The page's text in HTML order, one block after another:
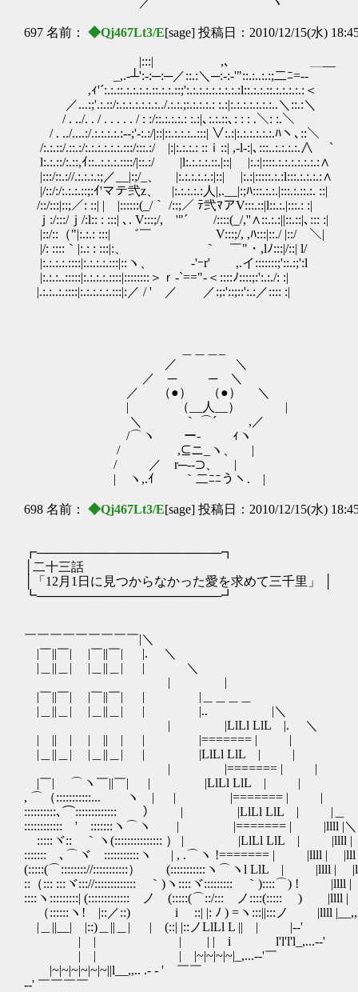
697 名前： ◆Qj467Lt3/E[sage] 投稿日：2010/12/15(水)
|:::| ,､ ＿__
_,.-┴':‐:─:─／::.:＼─:-:‐'"::.:..:.:;二ﾆ=‐-
,ｨ'´:.:.::.:.:.:.:.::.:.:.::;':.:.:.:.:.:.:.:.:l::.:.:.::.:.:.:.:.:＜
／...:;'.:.::/:.:.:.:.:.:.:../.:.:.;:.:.:.:.: :.:|:.:.:.:.:.:.:..＼::.:＼
/ . ../. . / . . . . . / : :/::.:.:.:.: :.:|､:.:.::､: : : .＼: :.＼
/ . ../....:/.:.:.:.:.:-‐;'‐:.:/|::|::.:.:.:..:::| ∨:.:|:.:.:.:.:.:.ﾊヽ､::＼
/:.:.::/.::.:/:.:.:.:.:.:.:::/:::.:/ |:|:.:.:.: ::ｉ::| ,-l‐:|､:::..:.:.:.:.∧ ￣`
l:.:.::/:.::,ｲ::..:.:.:.::::/|::.:/ |l:.:.:.:.::.|::| |:.:|::::.:.:.:.:.:.:.:∧
|:::/::.://.:.:.:.:;／__|:;/_、 |:.:.:.:.:.:|::| |:.:|:::::.:.:l:::.:.:.:.:∧
|/::/:/:.:.:.::;:ｲ'マテ弐z、 |:.:.:.:.:人|,.__|:;ﾊ:::.:.:.|:::.:.::.:. ::|
/::/:::|::;／: ::| | |::::::(_/｀ /::;／ ﾃ弐ﾏアV:::.::|l::.:.|:::.: :|
ｊ:/:::/ｊ/:l:: : :::| ､. V:::;/, '"´ /::::(_/,''∧::.:.:||::.::|､
|::/::（"|:.:.: :::| ゛￣ V:::;/, ,ﾊ:::|::./ |::/ ＼|
|/: ::::｀|:.: : :::|:、 ｀ ￣"・,lﾉ:::|/::| l/
|:.:.:.:.::::|:.:.:.:.:::|::ヽ、 ゝ-'ｰr' ,.イ:::::::;'::.:;':l
|:.:.:..:::::|:.:.:.:.::::|::::::::＞ｒ-`=="‐＜::::ﾉ::::;:':.:./: :|
|.:.:..:.::::|:.:.:.:.:.:::|:／ / ' ／ ／:;:'::;::':.:／:::: :|
／ ＼
／ ─ ─ ＼
／ （●） （●） ＼
| （__人__） | 京都
＼ ｀ ⌒´ ,／
/⌒ヽ ー‐ ｨヽ
/ ,⊆ニ_ヽ、 |
/ ／ r─--⊃、 |
| ヽ,.ｲ ｀二ﾆﾆうヽ. |
698 名前： ◆Qj467Lt3/E[sage] 投稿日：2010/12/15(水)
┏─────────────────────┓
│二十三話
│「12月1日に見つからなかった愛を求めて三千里」 │
┗─────────────────────┛
￣￣￣￣￣￣￣￣￣|＼
|￣||￣| |￣||￣| |. ＼
|＿||＿| |＿||＿| | ＼
|
|￣||￣| |￣||￣| | |＿＿＿＿ f´
|＿||＿| |＿||＿| | |.. |＼
| |LlLl LlL |. ＼ ヽ＿
|￣||￣| |￣||￣| |
|＿||＿| |＿||＿| | |LlLl
| |======= | |
|￣| ⌒ヽ￣||￣| | |LlLl LlL | | ,.
, ⌒（:::::::::::... ヽ | | |======= | | .
::::::::::､⌒::::::::::::: ） | |LlLl LlL | |＿
:::::::::::: ' :::::::ヽ⌒ヽ | |======= | |llll |＼
ゝ:::::ヾ:: ｀ヽ(::::::::::::::: ） | |LlLl LlL |
::::::: ､⌒ヾ :::::::::::ヽ | , .⌒ヽ !======= | |llll | |lll |
(:::::(⌒:::::::://:::::::::::） (:::::::::::ヽ⌒ヽl LlL | |llll
::（::: :::ヾ::://::::::::::::: ｀)ヽ::::ヾ::::::::: ｀
::::ヽ:::::::::| (::::::::::::: ノ (:::::(⌒::/::: ノ::::(::::: )
（::::::ヽ! |::／::) i ゝ::| |: ﾉ ) =ヽ:::||:::ノ |llll
|＿||__| |::)＿||＿| | (::| |::ノLlLl L || | |-‐'
| | | | | i l'l'l'l_,...-‐' !:
| | | |~|~|~|~|_,...-‐'￣ j:
|~|~|~|~|~|~||l__,,.. .- ‐ ' ￣
-‐' ￣￣￣￣ !